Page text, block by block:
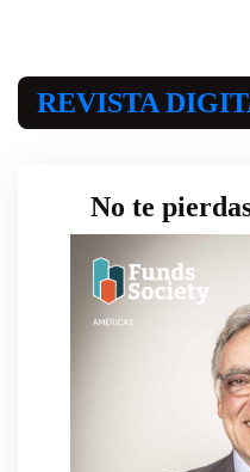
REVISTA
No te